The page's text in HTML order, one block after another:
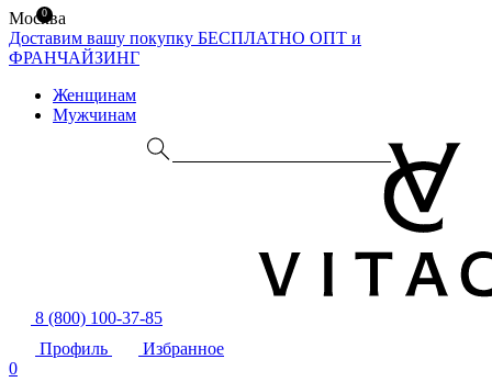
Москва
Доставим вашу покупку БЕСПЛАТНО ОПТ и
ФРАНЧАЙЗИНГ
Женщинам
Мужчинам
8 (800) 100-37-85
Профиль
Избранное
0
0